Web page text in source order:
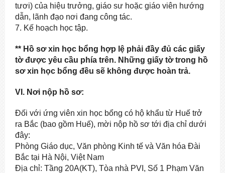
tươi) của hiệu trưởng, giáo sư hoặc giáo viên hướng
dẫn, lãnh đạo nơi đang công tác.
7. Kế hoạch học tập.
** Hồ sơ xin học bổng hợp lệ phải đầy đủ các giấy
tờ được yêu cầu phía trên. Những giấy tờ trong hồ
sơ xin học bổng đều sẽ không được hoàn trả.
VI. Nơi nộp hồ sơ:
Đối với ứng viên xin học bổng có hộ khẩu từ Huế trở
ra Bắc (bao gồm Huế), mời nộp hồ sơ tới địa chỉ dưới
đây:
Phòng Giáo dục, Văn phòng Kinh tế và Văn hóa Đài
Bắc tại Hà Nội, Việt Nam
Địa chỉ: Tầng 20A(KT), Tòa nhà PVI, Số 1 Phạm Văn